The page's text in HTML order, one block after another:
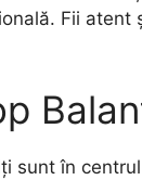
Fii atent
sunt în